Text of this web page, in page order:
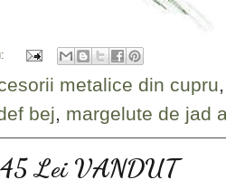
metalice din cupru
bej, margelute de jad
Lei VANDUT